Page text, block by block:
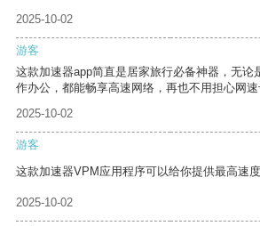
2025-10-02
游客
这款加速器app简直是居家旅行必备神器，无论
作办公，都能畅享高速网络，再也不用担心网速
2025-10-02
游客
这款加速器VPM应用程序可以给你提供最高速度
2025-10-02